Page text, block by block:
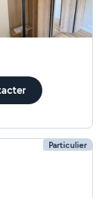
Particulier